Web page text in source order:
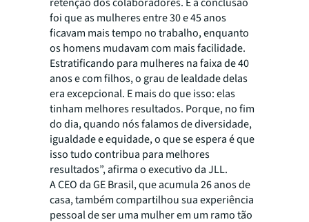
foi que as mulheres entre 30 e 45 anos
ficavam mais tempo no trabalho, enquanto
os homens mudavam com mais facilidade.
Estratificando para mulheres na faixa de 40
anos e com filhos, o grau de lealdade delas
era excepcional. E mais do que isso: elas
tinham melhores resultados. Porque, no fim
do dia, quando nós falamos de diversidade,
igualdade e equidade, o que se espera é que
isso tudo contribua para melhores
resultados”, afirma o executivo da JLL.
A CEO da GE Brasil, que acumula 26 anos de
casa, também compartilhou sua experiência
pessoal de ser uma mulher em um ramo tão